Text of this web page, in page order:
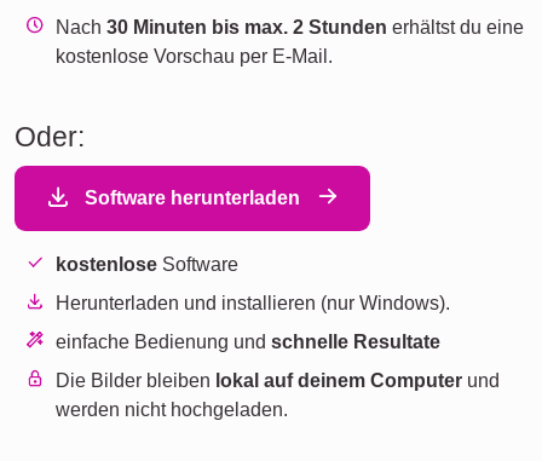
Nach30 Minuten bis max. 2 Stunden erhältst du eine
kostenlose Vorschau per E-Mail.
Oder:
Software herunterladen
kostenlose Software
Herunterladen und installieren (nur Windows).
einfache Bedienung undschnelle Resultate
Die Bilder bleiben lokal auf deinem Computer und
werden nicht hochgeladen.